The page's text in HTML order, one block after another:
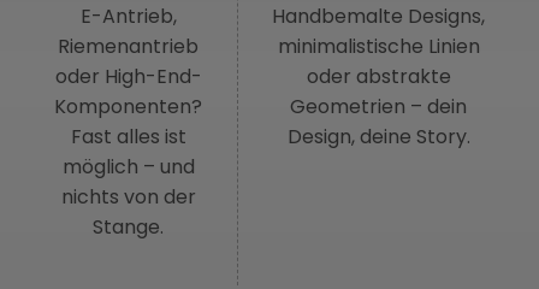
E-Antrieb,
Riemenantrieb
oder High-End-
Komponenten?
Fast alles ist
möglich – und
nichts von der
Stange.
Handbemalte Designs,
minimalistische Linien
oder abstrakte
Geometrien – dein
Design, deine Story.